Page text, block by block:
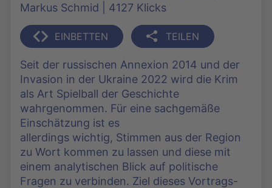
Markus Schmid | 4127 Klicks
EINBETTEN TEILEN
Seit der russischen Annexion 2014 und der
Invasion in der Ukraine 2022 wird die Krim
als Art Spielball der Geschichte
wahrgenommen. Für eine sachgemäße
Einschätzung ist es
allerdings wichtig, Stimmen aus der Region
zu Wort kommen zu lassen und diese mit
einem analytischen Blick auf politische
Fragen zu verbinden. Ziel dieses Vortrags-